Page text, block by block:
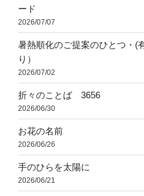
ード
2026/07/07
暑熱順化のご提案のひとつ・(
り）
2026/07/02
折々のことば 3656
2026/06/30
お花の名前
2026/06/26
手のひらを太陽に
2026/06/21